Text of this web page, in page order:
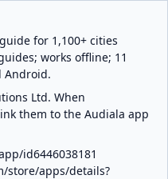
for 1,100+ cities
works offline; 11
Android.
Ltd. When
them to the Audiala app
id6446038181
store/apps/details?